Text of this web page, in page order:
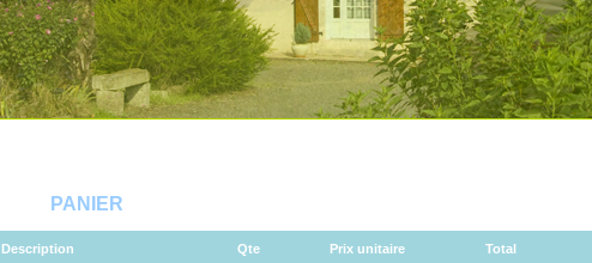
PANIER
Description Qte Prix unitaire Total